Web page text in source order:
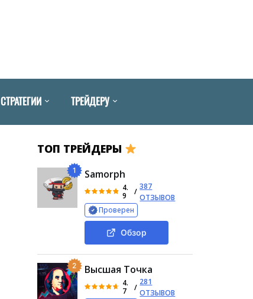
СТРАТЕГИИ ТРЕЙДЕРУ
ТОП ТРЕЙДЕРЫ
1 Samorph
4.
9
/
387
ОТЗЫВОВ
Проверен
Обзор
2 Высшая Точка
4.
7
/
281
ОТЗЫВОВ